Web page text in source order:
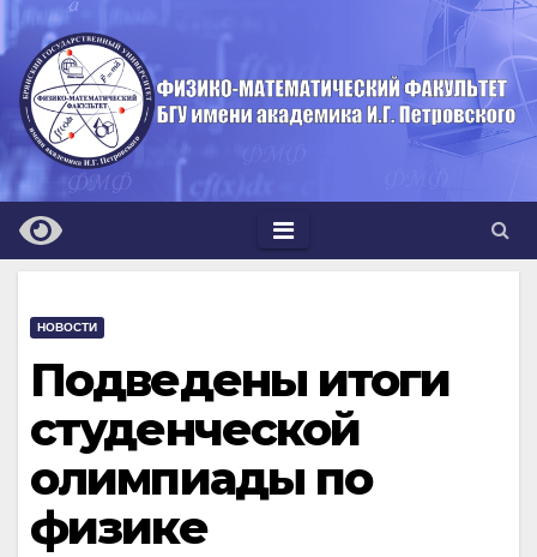
Перейти
к
содержимому
НОВОСТИ
Подведены итоги
студенческой
олимпиады по
физике